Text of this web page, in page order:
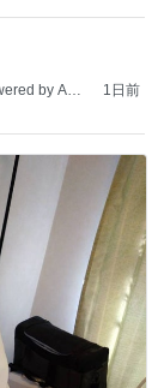
by Ame
1日前